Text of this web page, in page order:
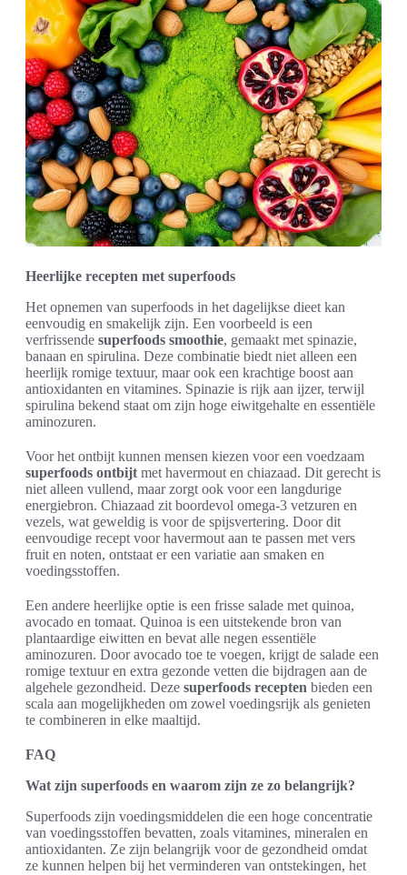
Heerlijke recepten met superfoods
Het opnemen van superfoods in het dagelijkse dieet kan
eenvoudig en smakelijk zijn. Een voorbeeld is een
verfrissende superfoods smoothie, gemaakt met spinazie,
banaan en spirulina. Deze combinatie biedt niet alleen een
heerlijk romige textuur, maar ook een krachtige boost aan
antioxidanten en vitamines. Spinazie is rijk aan ijzer, terwijl
spirulina bekend staat om zijn hoge eiwitgehalte en essentiële
aminozuren.
Voor het ontbijt kunnen mensen kiezen voor een voedzaam
superfoods ontbijt met havermout en chiazaad. Dit gerecht is
niet alleen vullend, maar zorgt ook voor een langdurige
energiebron. Chiazaad zit boordevol omega-3 vetzuren en
vezels, wat geweldig is voor de spijsvertering. Door dit
eenvoudige recept voor havermout aan te passen met vers
fruit en noten, ontstaat er een variatie aan smaken en
voedingsstoffen.
Een andere heerlijke optie is een frisse salade met quinoa,
avocado en tomaat. Quinoa is een uitstekende bron van
plantaardige eiwitten en bevat alle negen essentiële
aminozuren. Door avocado toe te voegen, krijgt de salade een
romige textuur en extra gezonde vetten die bijdragen aan de
algehele gezondheid. Deze superfoods recepten bieden een
scala aan mogelijkheden om zowel voedingsrijk als genieten
te combineren in elke maaltijd.
FAQ
Wat zijn superfoods en waarom zijn ze zo belangrijk?
Superfoods zijn voedingsmiddelen die een hoge concentratie
van voedingsstoffen bevatten, zoals vitamines, mineralen en
antioxidanten. Ze zijn belangrijk voor de gezondheid omdat
ze kunnen helpen bij het verminderen van ontstekingen, het